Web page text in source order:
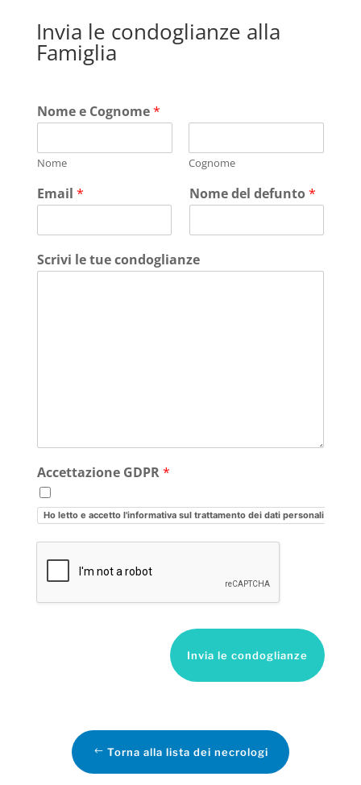
Invia le condoglianze alla
Famiglia
Nome e Cognome*
Nome Cognome
Email * Nome del defunto*
Scrivi le tue condoglianze
Accettazione GDPR*
Ho letto e accetto l'informativa sul trattamento dei dati personali
Invia le condoglianze
Torna alla lista dei necrologi